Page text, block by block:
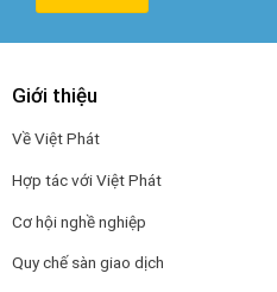
Giới thiệu
Về Việt Phát
Hợp tác với Việt Phát
Cơ hội nghề nghiệp
Quy chế sàn giao dịch